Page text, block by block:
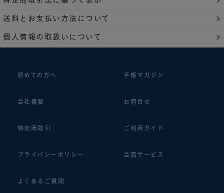
送料とお支払い方法について
個人情報の取扱いについて
初めての方へ 手帳マガジン
会社概要 お問合せ
特定商取引 ご利用ガイド
プライバシーポリシー 会員サービス
よくあるご質問